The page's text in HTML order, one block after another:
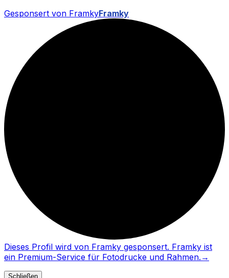
Gesponsert von FramkyFramky
Dieses Profil wird von Framky gesponsert. Framky ist
ein Premium-Service für Fotodrucke und Rahmen. →
Schließen